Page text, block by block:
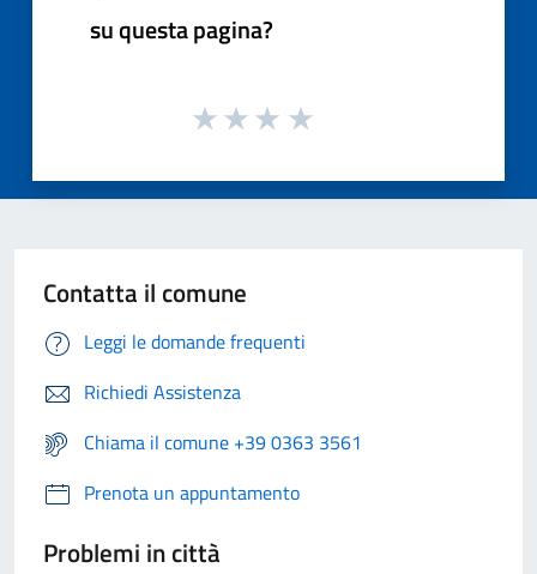
su questa pagina?
Contatta il comune
Leggi le domande frequenti
Richiedi Assistenza
Chiama il comune +39 0363 3561
Prenota un appuntamento
Problemi in città